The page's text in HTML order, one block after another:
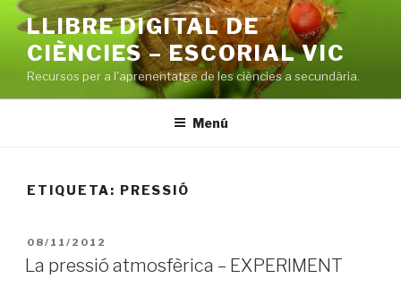
Vés
contingut
LLIBRE DIGITAL DE
CIÈNCIES – ESCORIAL VIC
Recursos per a l'aprenentatge de les ciències a secundària.
Menú
ETIQUETA: PRESSIÓ
PUBLICAT
A
08/11/2012
La pressió atmosfèrica – EXPERIMENT